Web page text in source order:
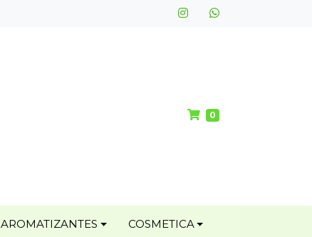
0
AROMATIZANTES COSMETICA